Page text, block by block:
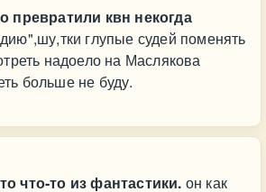
превратили квн некогда
глупые судей поменять
надоело на Маслякова
больше не буду.
что-то из фантастики. он как